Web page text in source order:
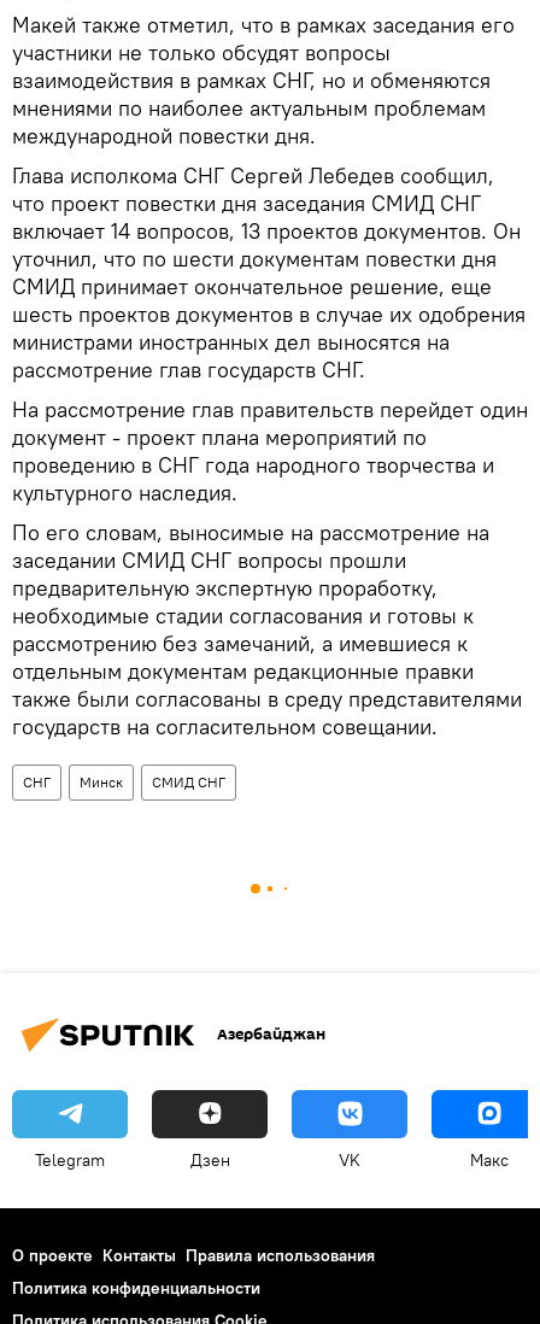
Макей также отметил, что в рамках заседания его
участники не только обсудят вопросы
взаимодействия в рамках СНГ, но и обменяются
мнениями по наиболее актуальным проблемам
международной повестки дня.
Глава исполкома СНГ Сергей Лебедев сообщил,
что проект повестки дня заседания СМИД СНГ
включает 14 вопросов, 13 проектов документов. Он
уточнил, что по шести документам повестки дня
СМИД принимает окончательное решение, еще
шесть проектов документов в случае их одобрения
министрами иностранных дел выносятся на
рассмотрение глав государств СНГ.
На рассмотрение глав правительств перейдет один
документ - проект плана мероприятий по
проведению в СНГ года народного творчества и
культурного наследия.
По его словам, выносимые на рассмотрение на
заседании СМИД СНГ вопросы прошли
предварительную экспертную проработку,
необходимые стадии согласования и готовы к
рассмотрению без замечаний, а имевшиеся к
отдельным документам редакционные правки
также были согласованы в среду представителями
государств на согласительном совещании.
СНГ Минск СМИД СНГ
Азербайджан
Telegram Дзен VK Макс
О проекте Контакты Правила использования
Политика конфиденциальности